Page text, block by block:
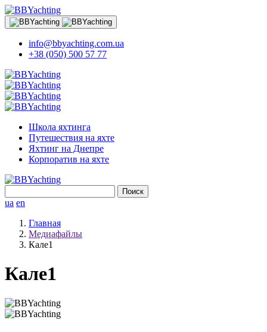
info@bbyachting.com.ua
+38 (050) 500 57 77
Школа яхтинга
Путешествия на яхте
Яхтинг на Днепре
Корпоратив на яхте
ua en
Главная
Медиафайлы
Кале1
Кале1